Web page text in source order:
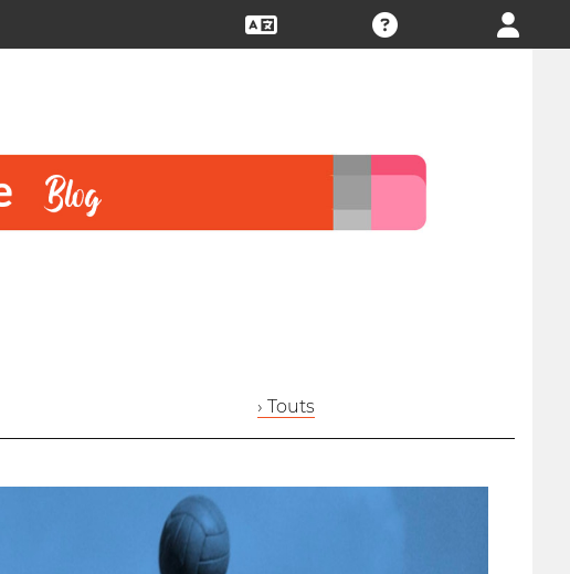
› Touts